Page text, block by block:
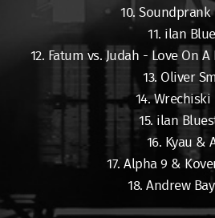
10. Soundprank
11. ilan
12. Fatum vs. Judah - Love On
13. Oliver
14.
15. ilan
16. Kyau
17. Alpha 9 &
18. Andrew